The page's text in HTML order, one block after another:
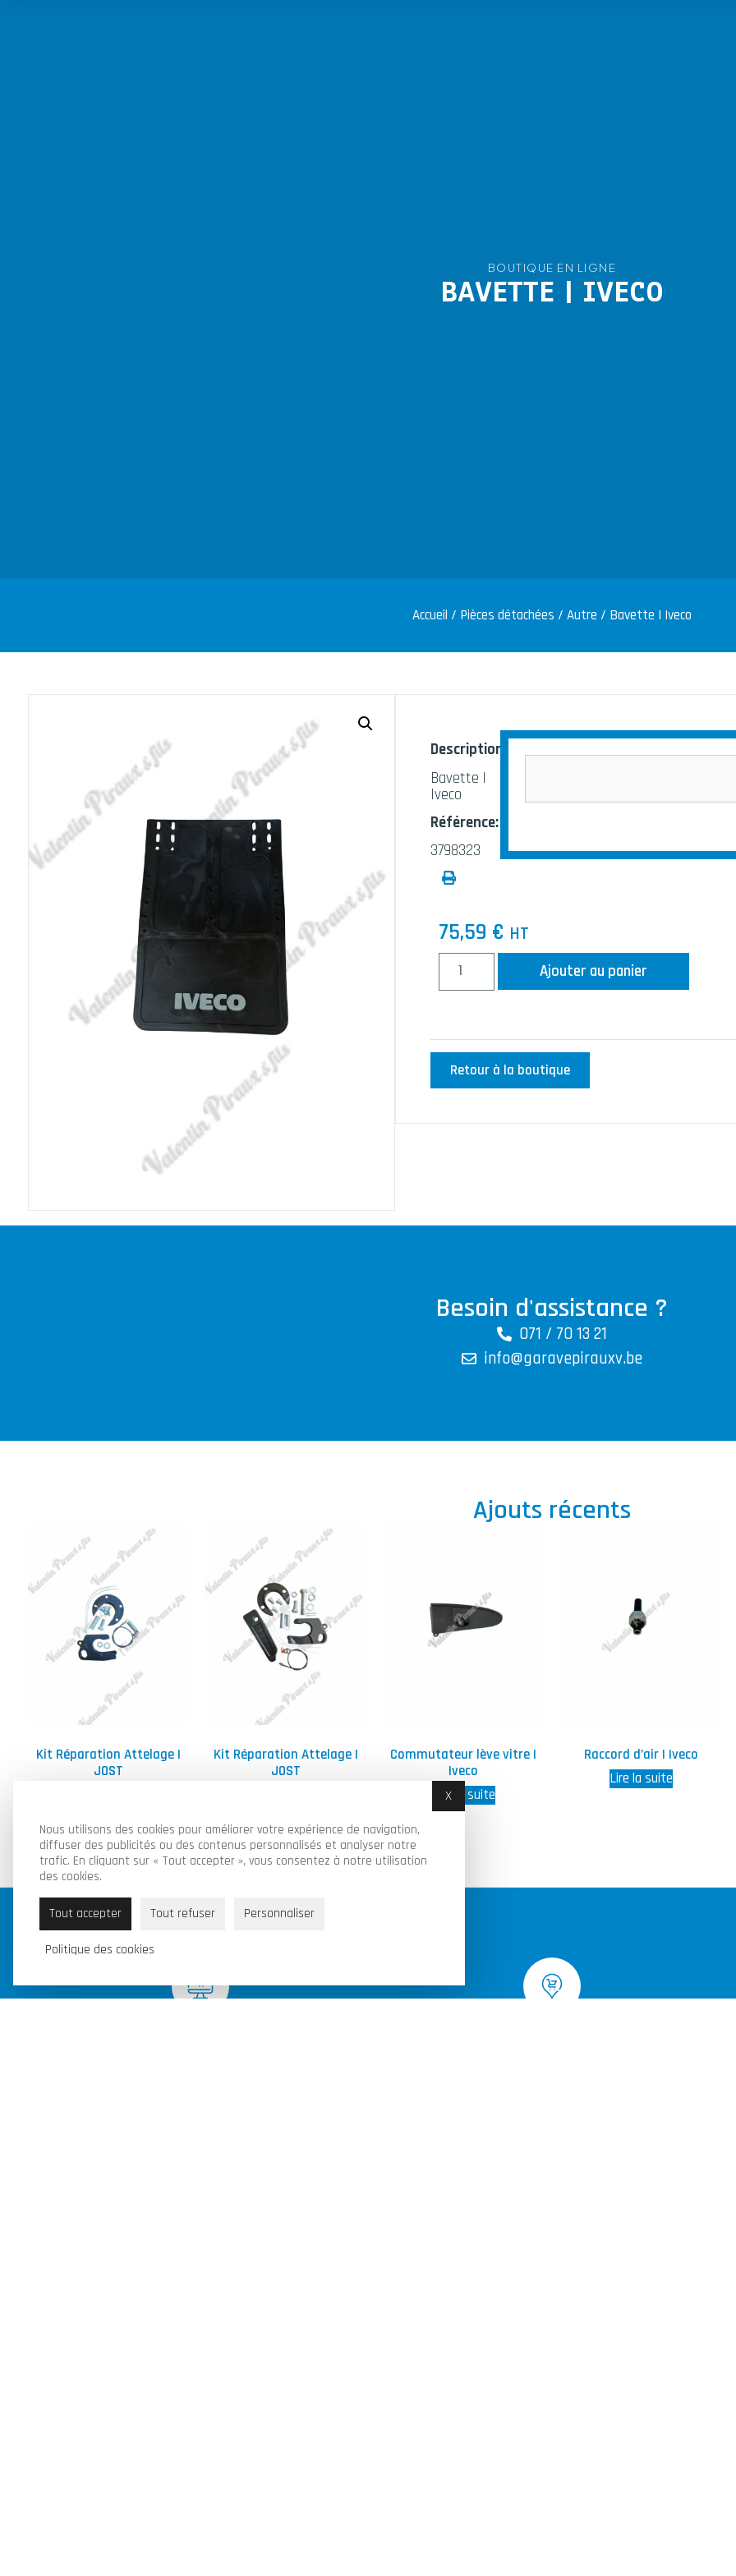
Nous utilisons des cookies pour améliorer votre expérience de navigation,
diffuser des publicités ou des contenus personnalisés et analyser notre
trafic. En cliquant sur « Tout accepter », vous consentez à notre utilisation
des cookies.
Tout accepter Tout refuser Personnaliser
Politique des cookies
X Masquer le bandeau des cookies
BOUTIQUE EN LIGNE
BAVETTE | IVECO
Accueil / Pièces détachées / Autre / Bavette | Iveco
Description:
Bavette |
Iveco
Référence:
3798323
75,59 € HT
Ajouter au panier
Retour à la boutique
Besoin d'assistance ?
071 / 70 13 21
info@garavepirauxv.be
Ajouts récents
Kit Réparation Attelage |
JOST
Ajouter au panier
Kit Réparation Attelage |
JOST
Ajouter au panier
Commutateur lève vitre |
Iveco
Lire la suite
Raccord d’air | Iveco
Lire la suite